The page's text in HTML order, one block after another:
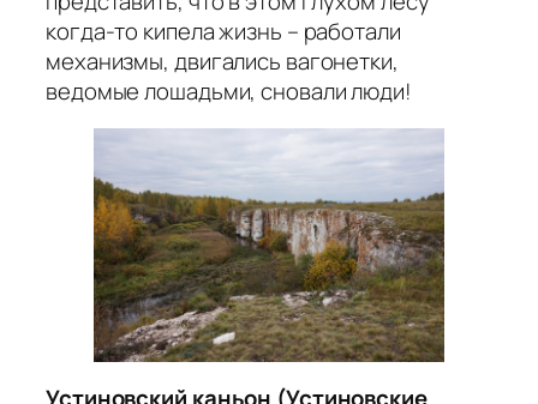
когда-то кипела жизнь – работали
механизмы, двигались вагонетки,
ведомые лошадьми, сновали люди!